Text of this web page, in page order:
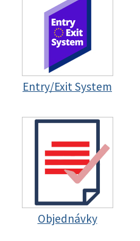
Entry/Exit System
Objednávky